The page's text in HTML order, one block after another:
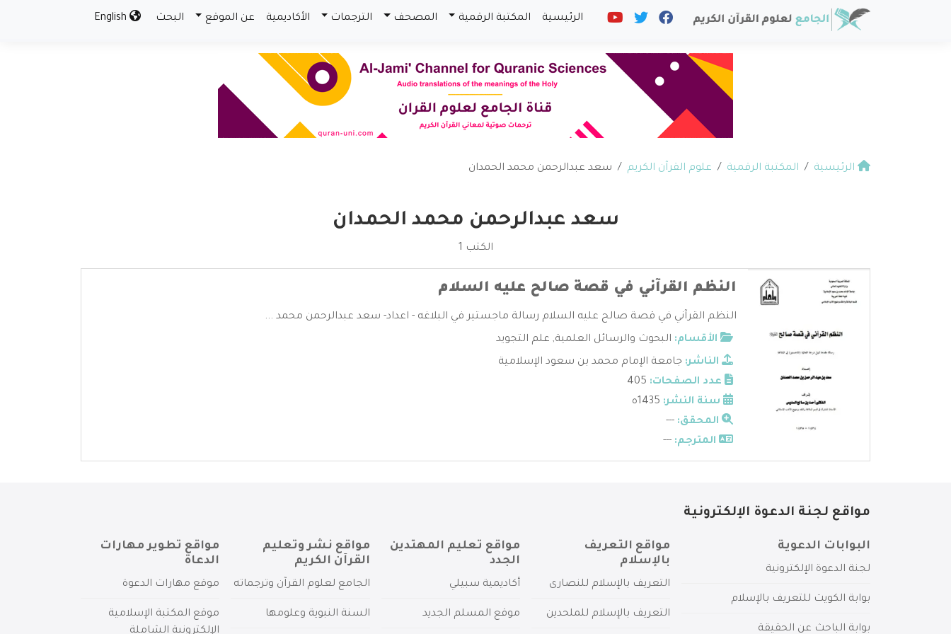
الرئيسية المكتبة الرقمية المصحف الترجمات الأكاديمية عن الموقع البحث
الرئيسية المكتبة الرقمية علوم القرآن الكريم سعد عبدالرحمن محمد الحمدان
سعد عبدالرحمن محمد الحمدان
الكتب 1
النظم القرآني في قصة صالح عليه السلام
النظم القرآني في قصة صالح عليه السلام رسالة ماجستير في البلاغه - اعداد- سعد عبدالرحمن محمد ...
الأقسام: البحوث والرسائل العلمية, علم التجويد
الناشر: جامعة الإمام محمد بن سعود الإسلامية
عدد الصفحات:
سنة النشر:
المحقق: ---
المترجم: ---
مواقع لجنة الدعوة الإلكترونية
البوابات الدعوية
لجنة الدعوة الإلكترونية
بوابة الكويت للتعريف بالإسلام
بوابة الباحث عن الحقيقة
مواقع التعريف
بالإسلام
التعريف بالإسلام للنصارى
التعريف بالإسلام للملحدين
مواقع تعليم المهتدين
الجدد
أكاديمية سبيلي
موقع المسلم الجديد
مواقع نشر وتعليم
القرآن الكريم
الجامع لعلوم القرآن وترجماته
السنة النبوية وعلومها
مواقع تطوير مهارات
الدعاة
موقع مهارات الدعوة
موقع المكتبة الإسلامية
الإلكترونية الشاملة